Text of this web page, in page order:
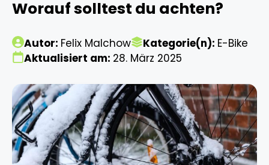
Worauf solltest du achten?
Autor: Felix Malchow Kategorie(n): E-Bike
Aktualisiert am: 28. März 2025